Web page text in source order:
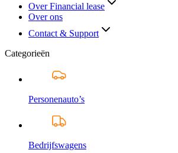
Over Financial lease
Over ons
Contact & Support
Categorieën
Personenauto’s
Bedrijfswagens